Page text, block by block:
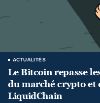
ACTUALITÉS
Le Bitcoin repasse
du marché crypto et
LiquidChain